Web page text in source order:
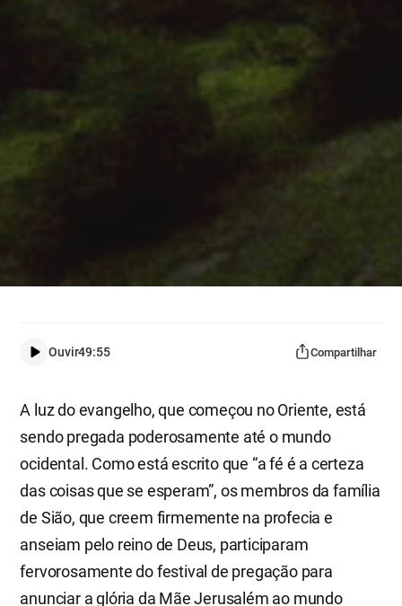
Ouvir49:55 Compartilhar
A luz do evangelho, que começou no Oriente, está
sendo pregada poderosamente até o mundo
ocidental. Como está escrito que “a fé é a certeza
das coisas que se esperam”, os membros da família
de Sião, que creem firmemente na profecia e
anseiam pelo reino de Deus, participaram
fervorosamente do festival de pregação para
anunciar a glória da Mãe Jerusalém ao mundo